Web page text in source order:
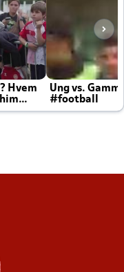
Hvem
Ung vs.
#football